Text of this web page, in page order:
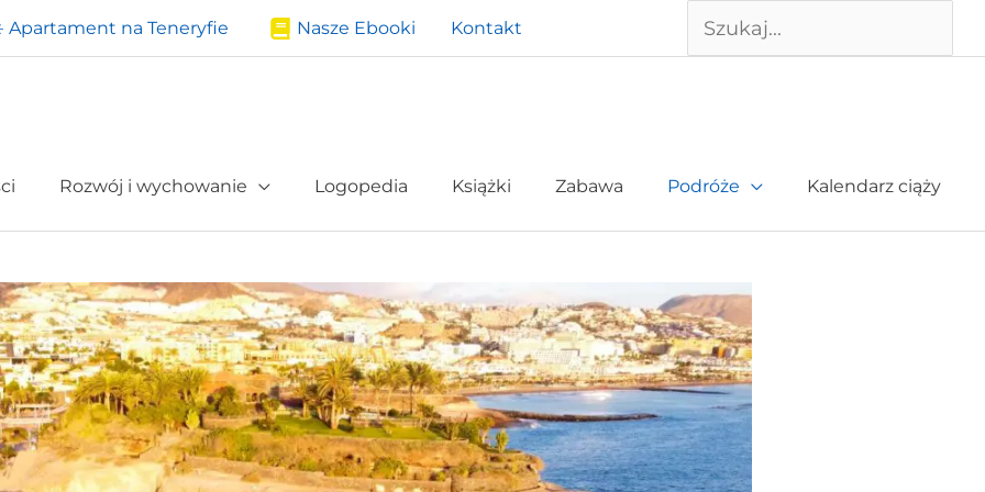
Apartament na Teneryfie Nasze Ebooki Kontakt Szukaj
Rozwój i wychowanie Logopedia Książki Zabawa Podróże Kalendarz ciąży